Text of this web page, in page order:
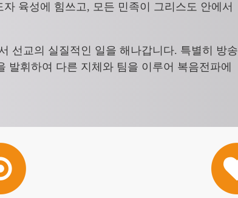
육성에 힘쓰고, 모든 민족이 그리스도 안에서
선교의 실질적인 일을 해나갑니다. 특별히 방송
휘하여 다른 지체와 팀을 이루어 복음전파에